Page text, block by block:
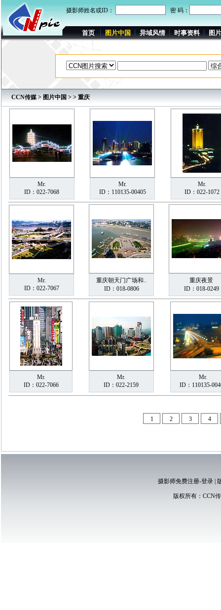
摄影师姓名或ID： 密 码：
首页 图片中国 异域风情 时事资料 图
CCN传媒 > 图片中国 > > 重庆
Mr.
ID：022-7068
Mr.
ID：110135-00405
Mr.
ID：022-1072
Mr.
ID：022-7067
重庆朝天门广场和..
ID：018-0806
重庆夜景
ID：018-0249
Mr.
ID：022-7066
Mr.
ID：022-2159
Mr.
ID：110135-
1 2 3 4
摄影师免费注册-登录|
版权所有： CCN